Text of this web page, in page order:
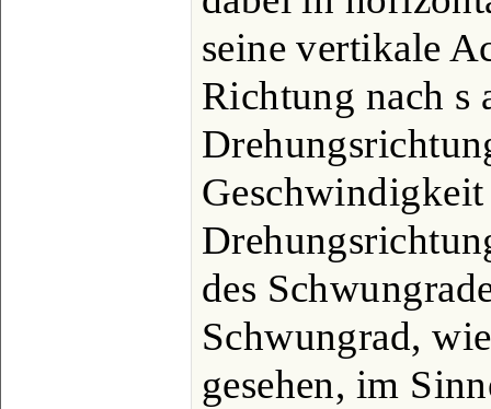
seine vertikale
Richtung nach s
des
Schwungrad,
gesehen, im